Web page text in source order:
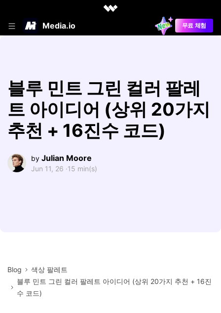
Media.io 무료 체험
블루 민트 그린 컬러 팔레
트 아이디어 (상위 20가지
추천 + 16진수 코드)
by Julian Moore
Jun 11, 26 ·15 min(s)
Blog
색상 팔레트
블루 민트 그린 컬러 팔레트 아이디어 (상위 20가지 추천 + 16진
수 코드)